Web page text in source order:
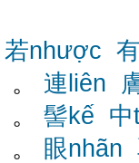
若nhược
。 連liên
。 髻kế
。 眼nhãn